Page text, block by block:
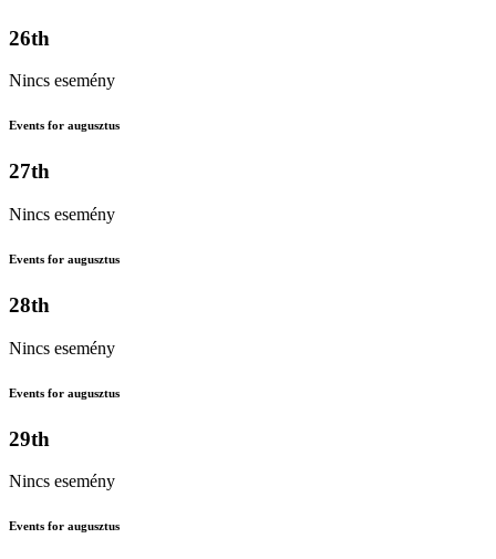
26th
Nincs esemény
Events for augusztus
27th
Nincs esemény
Events for augusztus
28th
Nincs esemény
Events for augusztus
29th
Nincs esemény
Events for augusztus